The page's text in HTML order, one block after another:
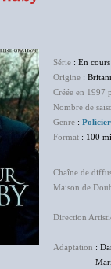
Série : En
Origine :
Créée en 1997
Nombre de
Genre : Policier
Format : 100
Chaîne de
Maison de
Nice
Direction
Adaptation :
Marie-